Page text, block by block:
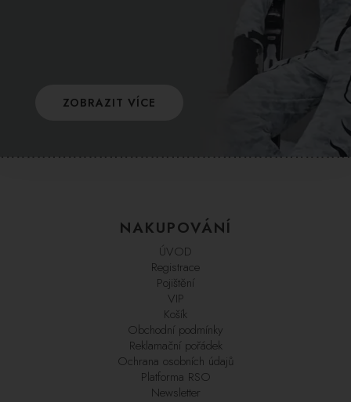
ZOBRAZIT VÍCE
NAKUPOVÁNÍ
ÚVOD
Registrace
Pojištění
VIP
Košík
Obchodní podmínky
Reklamační pořádek
Ochrana osobních údajů
Platforma RSO
Newsletter